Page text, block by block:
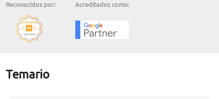
Reconocidos por: Acreditados como:
Temario